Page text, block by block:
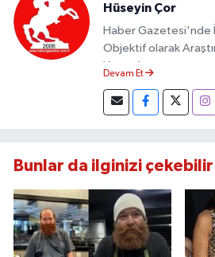
Hüseyin Çor
Haber Gazetesi'nde
Objektif olarak
Yapmaktayım.
Devam Et
Bunlar da ilginizi çekebilir